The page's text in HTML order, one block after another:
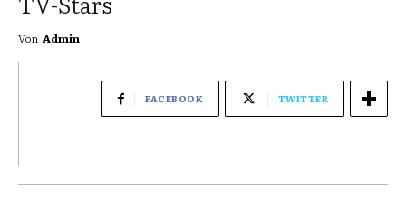
Von Admin
FACEBOOK TWITTER